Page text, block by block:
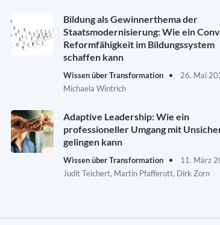
Bildung als Gewinnerthema der
Staatsmodernisierung: Wie ein
Reformfähigkeit im Bildungssystem
schaffen kann
Wissen über Transformation
26. Mai
Michaela Wintrich
Adaptive Leadership: Wie ein
professioneller Umgang mit
gelingen kann
Wissen über Transformation
11. März
Judit Teichert, Martin Pfafferott, Dirk Zorn